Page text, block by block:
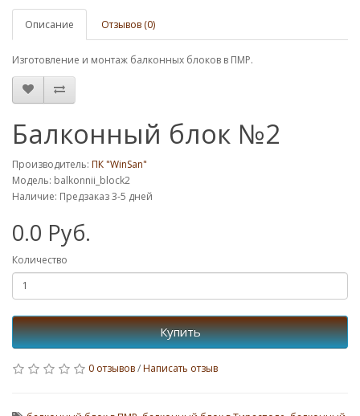
Описание Отзывов (0)
Изготовление и монтаж балконных блоков в ПМР.
Балконный блок №2
Производитель: ПК "WinSan"
Модель: balkonnii_block2
Наличие: Предзаказ 3-5 дней
0.0 Руб.
Количество
Купить
0 отзывов/Написать отзыв